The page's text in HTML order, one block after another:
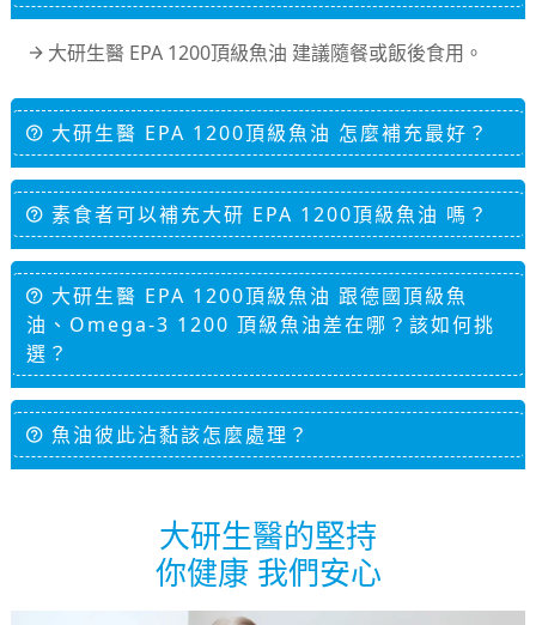
大研生醫 EPA 1200頂級魚油 建議隨餐或飯後食用。
大研生醫 EPA 1200頂級魚油 怎麼補充最好？
素食者可以補充大研 EPA 1200頂級魚油 嗎？
大研生醫 EPA 1200頂級魚油 跟德國頂級魚
油、Omega-3 1200 頂級魚油差在哪？該如何挑
選？
魚油彼此沾黏該怎麼處理？
大研生醫的堅持
你健康 我們安心